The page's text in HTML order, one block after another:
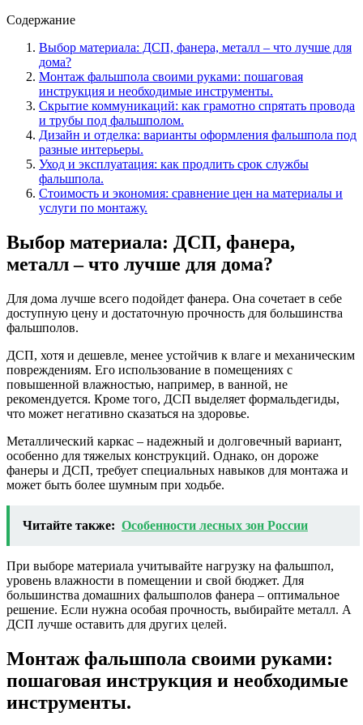
Содержание
Выбор материала: ДСП, фанера, металл – что лучше для
дома?
Монтаж фальшпола своими руками: пошаговая
инструкция и необходимые инструменты.
Скрытие коммуникаций: как грамотно спрятать провода
и трубы под фальшполом.
Дизайн и отделка: варианты оформления фальшпола под
разные интерьеры.
Уход и эксплуатация: как продлить срок службы
фальшпола.
Стоимость и экономия: сравнение цен на материалы и
услуги по монтажу.
Выбор материала: ДСП, фанера,
металл – что лучше для дома?
Для дома лучше всего подойдет фанера. Она сочетает в себе
доступную цену и достаточную прочность для большинства
фальшполов.
ДСП, хотя и дешевле, менее устойчив к влаге и механическим
повреждениям. Его использование в помещениях с
повышенной влажностью, например, в ванной, не
рекомендуется. Кроме того, ДСП выделяет формальдегиды,
что может негативно сказаться на здоровье.
Металлический каркас – надежный и долговечный вариант,
особенно для тяжелых конструкций. Однако, он дороже
фанеры и ДСП, требует специальных навыков для монтажа и
может быть более шумным при ходьбе.
Читайте также: Особенности лесных зон России
При выборе материала учитывайте нагрузку на фальшпол,
уровень влажности в помещении и свой бюджет. Для
большинства домашних фальшполов фанера – оптимальное
решение. Если нужна особая прочность, выбирайте металл. А
ДСП лучше оставить для других целей.
Монтаж фальшпола своими руками:
пошаговая инструкция и необходимые
инструменты.